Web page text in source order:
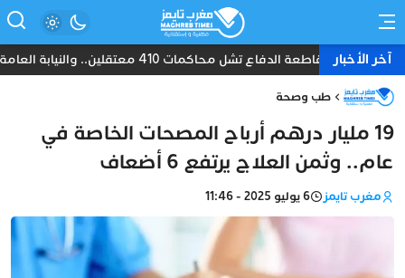
آخر الأخبارمقاطعة الدفاع تشل محاكمات 410 معتقلين.. والنيابة العامة تبحث عن حل قانوني
طب وصحة
19 مليار درهم أرباح المصحات الخاصة في
عام.. وثمن العلاج يرتفع 6 أضعاف
مغرب تايمز 6 يوليو 2025 - 11:46